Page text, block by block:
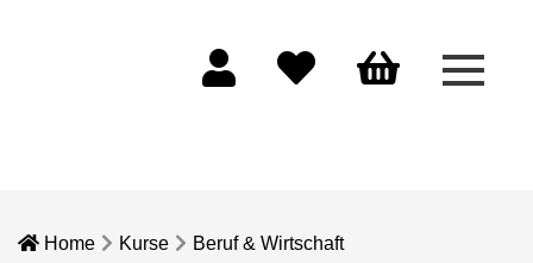
Menü
Home Kurse
Beruf & Wirtschaft